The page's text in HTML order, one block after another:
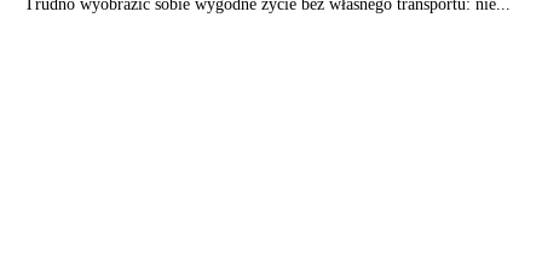
Trudno wyobrazić sobie wygodne życie bez własnego transportu: nie...